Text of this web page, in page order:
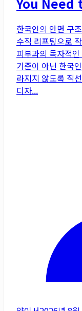
한국인의 안면 구
수직 리프팅으로
피부과의 독자적
기준이 아닌 한국
라지지 않도록 직
디자...